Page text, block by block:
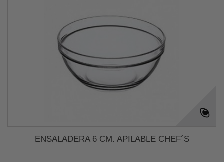
ENSALADERA 6 CM. APILABLE CHEF´S